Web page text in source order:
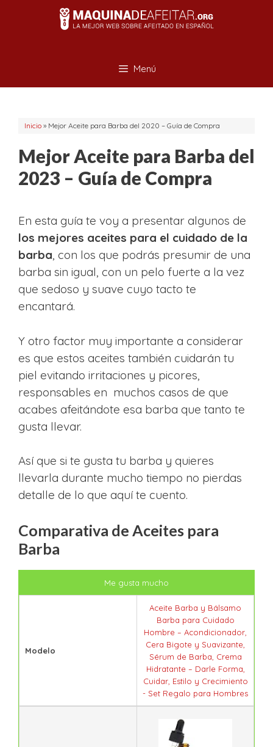
Menú
Inicio » Mejor Aceite para Barba del 2020 – Guía de Compra
Mejor Aceite para Barba del
2023 – Guía de Compra
En esta guía te voy a presentar algunos de
los mejores aceites para el cuidado de la
barba, con los que podrás presumir de una
barba sin igual, con un pelo fuerte a la vez
que sedoso y suave cuyo tacto te
encantará.
Y otro factor muy importante a considerar
es que estos aceites también cuidarán tu
piel evitando irritaciones y picores,
responsables en muchos casos de que
acabes afeitándote esa barba que tanto te
gusta llevar.
Así que si te gusta tu barba y quieres
llevarla durante mucho tiempo no pierdas
detalle de lo que aquí te cuento.
Comparativa de Aceites para
Barba
Me gusta mucho
Modelo
Aceite Barba y Bálsamo
Barba para Cuidado
Hombre – Acondicionador,
Cera Bigote y Suavizante,
Sérum de Barba, Crema
Hidratante – Darle Forma,
Cuidar, Estilo y Crecimiento
- Set Regalo para Hombres